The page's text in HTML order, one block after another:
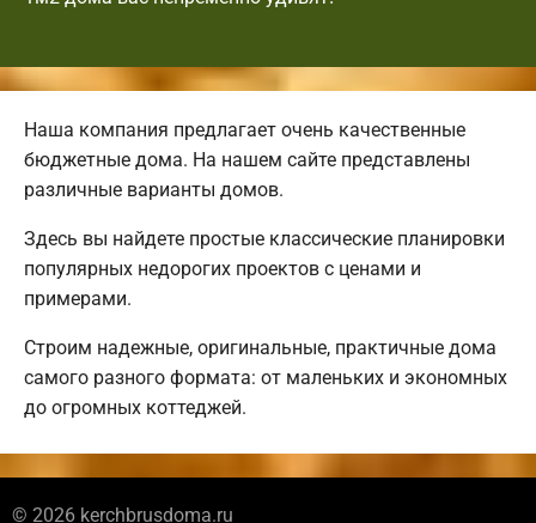
Наша компания предлагает очень качественные
бюджетные дома. На нашем сайте представлены
различные варианты домов.
Здесь вы найдете простые классические планировки
популярных недорогих проектов с ценами и
примерами.
Строим надежные, оригинальные, практичные дома
самого разного формата: от маленьких и экономных
до огромных коттеджей.
© 2026 kerchbrusdoma.ru